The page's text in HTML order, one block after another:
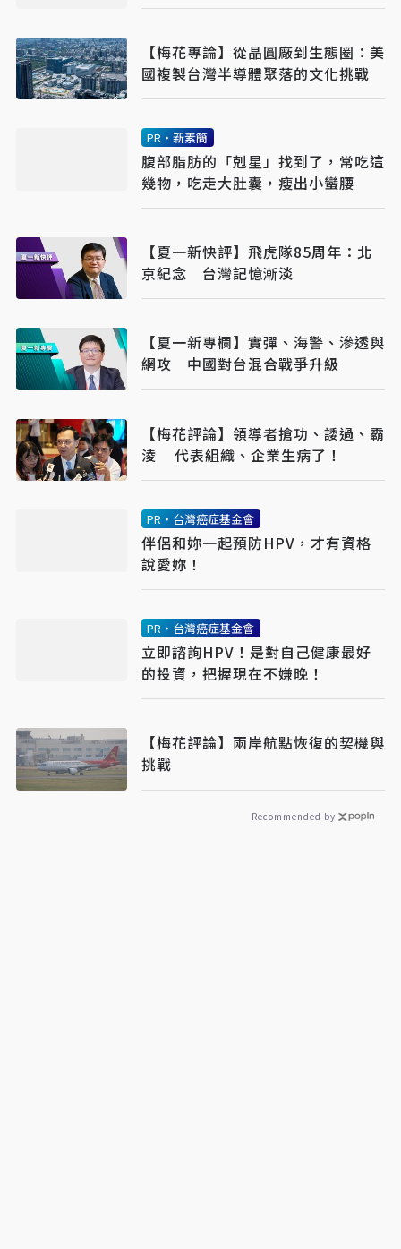
【梅花專論】從晶圓廠到生態圈：美
國複製台灣半導體聚落的文化挑戰
PR・新素簡
腹部脂肪的「剋星」找到了，常吃這
幾物，吃走大肚囊，瘦出小蠻腰
【夏一新快評】飛虎隊85周年：北
京紀念 台灣記憶漸淡
【夏一新專欄】實彈、海警、滲透與
網攻 中國對台混合戰爭升級
【梅花評論】領導者搶功、諉過、霸
淩 代表組織、企業生病了！
PR・台灣癌症基金會
伴侶和妳一起預防HPV，才有資格
說愛妳！
PR・台灣癌症基金會
立即諮詢HPV！是對自己健康最好
的投資，把握現在不嫌晚！
【梅花評論】兩岸航點恢復的契機與
挑戰
Recommended by